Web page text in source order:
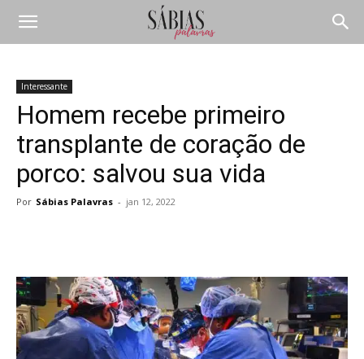
Interessante
Homem recebe primeiro
transplante de coração de
porco: salvou sua vida
Por Sábias Palavras - jan 12, 2022